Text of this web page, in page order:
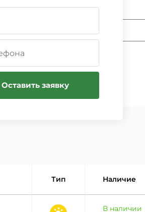
ДОБАВИТЬ
Тип Наличие
В наличии
Оставить заявку